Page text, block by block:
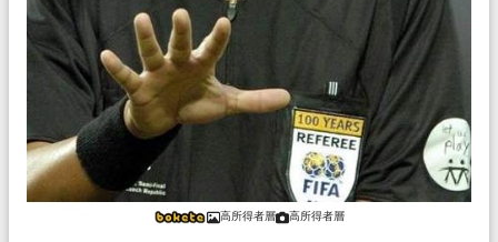
高所得者層 高所得者層